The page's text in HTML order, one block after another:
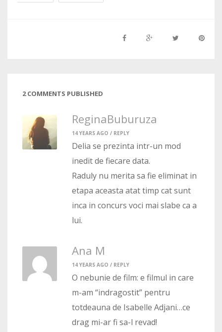
2 COMMENTS PUBLISHED
ReginaBuburuza
14 YEARS AGO / REPLY
Delia se prezinta intr-un mod
inedit de fiecare data.
Raduly nu merita sa fie eliminat in
etapa aceasta atat timp cat sunt
inca in concurs voci mai slabe ca a
lui.
Ana M
14 YEARS AGO / REPLY
O nebunie de film: e filmul in care
m-am “indragostit” pentru
totdeauna de Isabelle Adjani…ce
drag mi-ar fi sa-l revad!